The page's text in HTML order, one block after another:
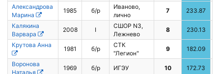
Александрова
Марина
1985 б/р
Иваново,
лично
7 233.87
Калякина
Варвара
2008 I
СШОР N3,
Лежнево
8 230.13
Крутова Анна
1981 б/р
СТК
"Легион"
9 182.09
Воронова
Наталья
1969 б/р ИГЭУ 10 172.73